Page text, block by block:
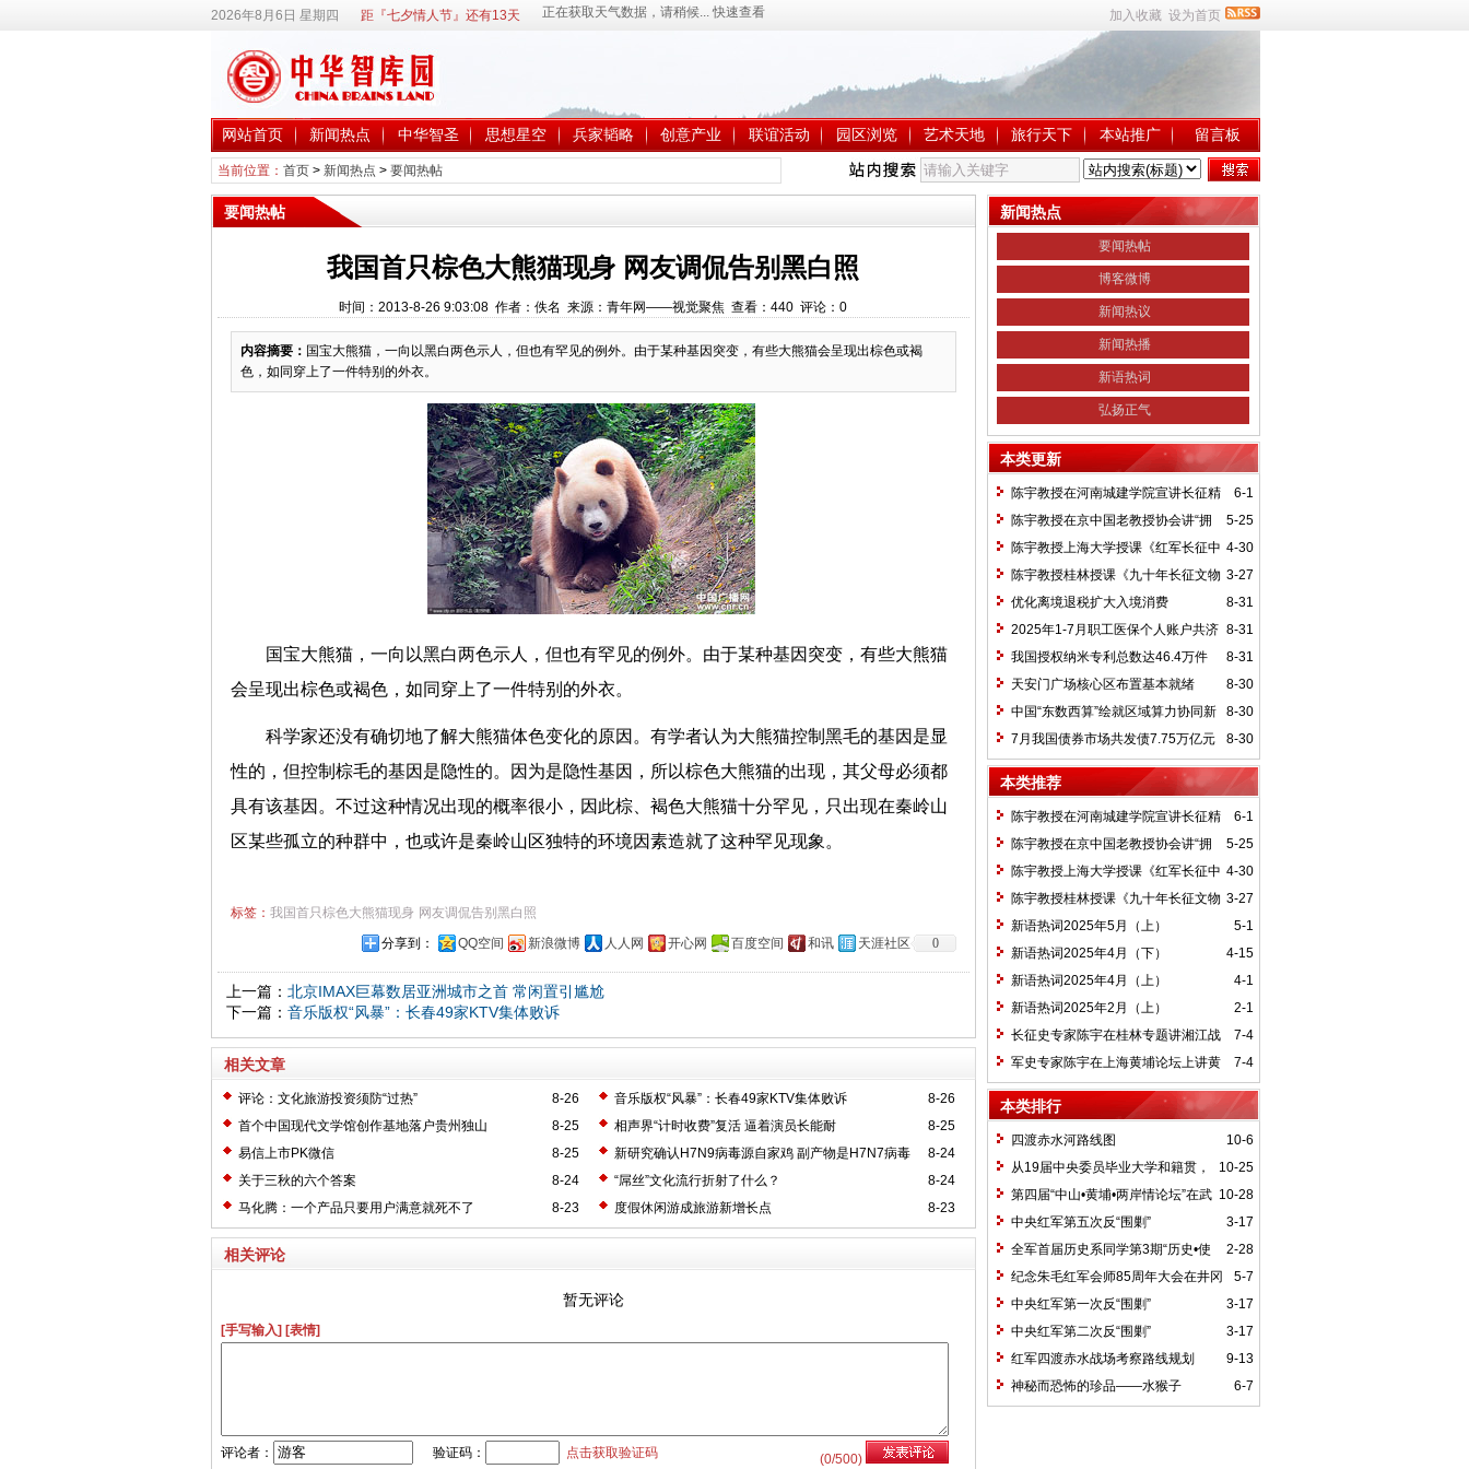
2026年8月6日 星期四 距『七夕情人节』还有13天 加入收藏 设为首页
网站首页 新闻热点 中华智圣 思想星空 兵家韬略 创意产业 联谊活动 园区浏览 艺术天地 旅行天下 本站推广 留言板
当前位置： 首页> 新闻热点 > 要闻热帖
要闻热帖
我国首只棕色大熊猫现身 网友调侃告别黑白照
时间：2013-8-26 9:03:08 作者：佚名 来源：青年网——视觉聚焦 查看： 440 评论： 0
内容摘要： 国宝大熊猫，一向以黑白两色示人，但也有罕见的例外。由于某种基因突变，有些大熊猫会呈现出棕色或褐
色，如同穿上了一件特别的外衣。
国宝大熊猫，一向以黑白两色示人，但也有罕见的例外。由于某种基因突变，有些大熊猫
会呈现出棕色或褐色，如同穿上了一件特别的外衣。
科学家还没有确切地了解大熊猫体色变化的原因。有学者认为大熊猫控制黑毛的基因是显
性的，但控制棕毛的基因是隐性的。因为是隐性基因，所以棕色大熊猫的出现，其父母必须都
具有该基因。不过这种情况出现的概率很小，因此棕、褐色大熊猫十分罕见，只出现在秦岭山
区某些孤立的种群中，也或许是秦岭山区独特的环境因素造就了这种罕见现象。
标签： 我国首只棕色大熊猫现身 网友调侃告别黑白照
分享到：
QQ空间 新浪微博 人人网 开心网 百度空间 和讯 天涯社区 0
上一篇： 北京IMAX巨幕数居亚洲城市之首 常闲置引尴尬
下一篇： 音乐版权“风暴”：长春49家KTV集体败诉
相关文章
8-26
评论：文化旅游投资须防“过热” 8-26
音乐版权“风暴”：长春49家KTV集体败诉
8-25
首个中国现代文学馆创作基地落户贵州独山 8-25
相声界“计时收费”复活 逼着演员长能耐
8-25
易信上市PK微信 8-24
新研究确认H7N9病毒源自家鸡 副产物是H7N7病毒
8-24
关于三秋的六个答案 8-24
“屌丝”文化流行折射了什么？
8-23
马化腾：一个产品只要用户满意就死不了 8-23
度假休闲游成旅游新增长点
相关评论
暂无评论
[手写输入] [表情]
(0/500)
评论者： 验证码： 点击获取验证码
新闻热点
要闻热帖
博客微博
新闻热议
新闻热播
新语热词
弘扬正气
本类更新
6-1
陈宇教授在河南城建学院宣讲长征精
神及红25军长征史
5-25
陈宇教授在京中国老教授协会讲“拥
抱中华新文明”
4-30
陈宇教授上海大学授课《红军长征中
的黄埔师生》
3-27
陈宇教授桂林授课《九十年长征文物
鉴赏》
8-31
优化离境退税扩大入境消费
8-31
2025年1-7月职工医保个人账户共济
2.31亿人次 共济金额304.57亿元
8-31
我国授权纳米专利总数达46.4万件
8-30
天安门广场核心区布置基本就绪
8-30
中国“东数西算”绘就区域算力协同新
图景
8-30
7月我国债券市场共发债7.75万亿元
本类推荐
6-1
陈宇教授在河南城建学院宣讲长征精
神及红25军长征史
5-25
陈宇教授在京中国老教授协会讲“拥
抱中华新文明”
4-30
陈宇教授上海大学授课《红军长征中
的黄埔师生》
3-27
陈宇教授桂林授课《九十年长征文物
鉴赏》
5-1
新语热词2025年5月（上）
4-15
新语热词2025年4月（下）
4-1
新语热词2025年4月（上）
2-1
新语热词2025年2月（上）
7-4
长征史专家陈宇在桂林专题讲湘江战
役精神
7-4
军史专家陈宇在上海黄埔论坛上讲黄
埔精神与国家统一大业
本类排行
10-6
四渡赤水河路线图
10-25
从19届中央委员毕业大学和籍贯，
看当代中国文化区域积淀
10-28
第四届“中山•黄埔•两岸情论坛”在武
汉举行
3-17
中央红军第五次反“围剿”
2-28
全军首届历史系同学第3期“历史•使
命”论坛纪要
5-7
纪念朱毛红军会师85周年大会在井冈
山召开
3-17
中央红军第一次反“围剿”
3-17
中央红军第二次反“围剿”
9-13
红军四渡赤水战场考察路线规划
6-7
神秘而恐怖的珍品——水猴子